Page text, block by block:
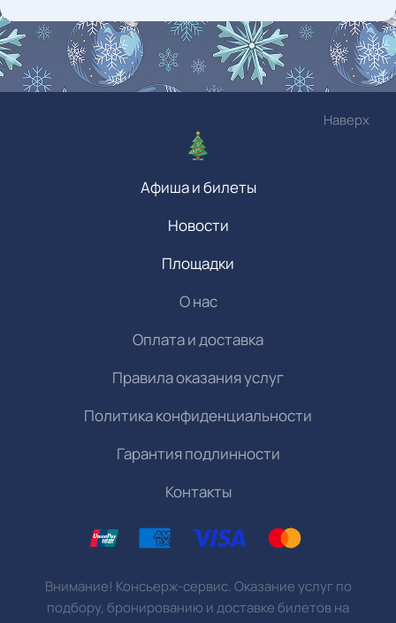
Наверх
Афиша и билеты
Новости
Площадки
О нас
Оплата и доставка
Правила оказания услуг
Политика конфиденциальности
Гарантия подлинности
Контакты
Внимание! Консьерж-сервис. Оказание услуг по
подбору, бронированию и доставке билетов на